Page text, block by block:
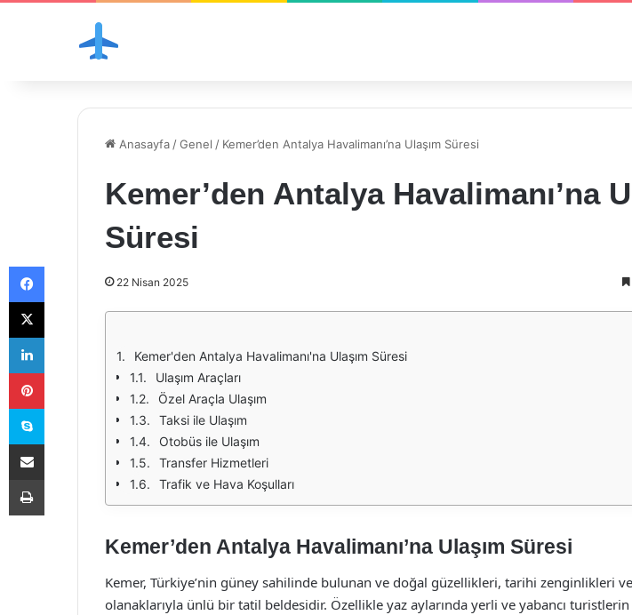
Anasayfa /Genel / Kemer’den Antalya Havalimanı’na Ulaşım Süresi
Kemer’den Antalya Havalimanı’na
Süresi
22 Nisan 2025
Kemer'den Antalya Havalimanı'na Ulaşım Süresi
Ulaşım Araçları
Özel Araçla Ulaşım
Taksi ile Ulaşım
Otobüs ile Ulaşım
Transfer Hizmetleri
Trafik ve Hava Koşulları
Kemer’den Antalya Havalimanı’na Ulaşım Süresi
Kemer, Türkiye’nin güney sahilinde bulunan ve doğal güzellikleri, tarihi zenginlikleri
olanaklarıyla ünlü bir tatil beldesidir. Özellikle yaz aylarında yerli ve yabancı turistlerin
Facebook
X
LinkedIn
Pinterest
Skype
E-Posta ile paylaş